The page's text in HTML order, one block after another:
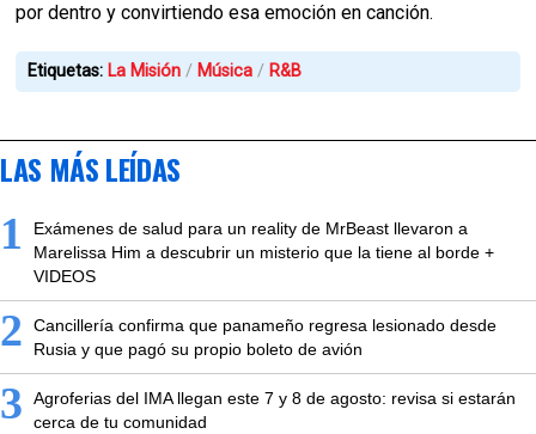
por dentro y convirtiendo esa emoción en canción.
Etiquetas:La Misión Música R&B
LAS MÁS LEÍDAS
1
Exámenes de salud para un reality de MrBeast llevaron a
Marelissa Him a descubrir un misterio que la tiene al borde +
VIDEOS
2
Cancillería confirma que panameño regresa lesionado desde
Rusia y que pagó su propio boleto de avión
3
Agroferias del IMA llegan este 7 y 8 de agosto: revisa si estarán
cerca de tu comunidad